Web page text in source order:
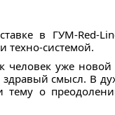
в ГУМ-Red-
техно-системой.
человек уже
смысл. В
тему о